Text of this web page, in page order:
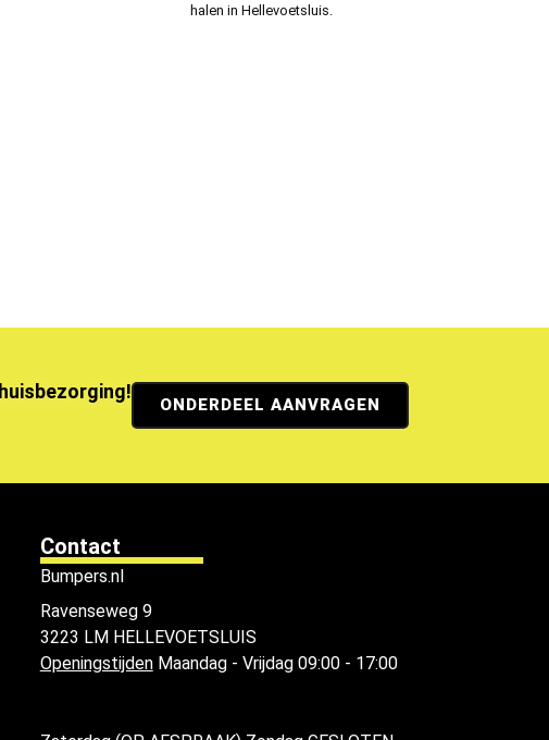
halen in Hellevoetsluis.
ONDERDEEL AANVRAGEN
Contact
Bumpers.nl
Ravenseweg 9
3223 LM HELLEVOETSLUIS
OpeningstijdenMaandag - Vrijdag 09:00 - 17:00